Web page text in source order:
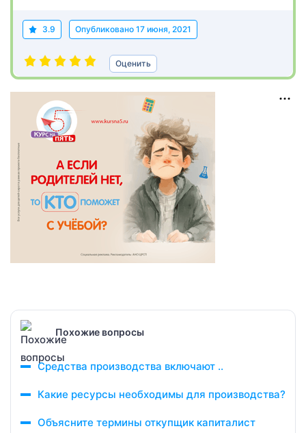
3.9 Опубликовано 17 июня, 2021
Оценить
Похожие вопросы
Средства производства включают ..
Какие ресурсы необходимы для производства?
Объясните термины откупщик капиталист